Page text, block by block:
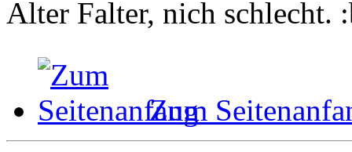
Alter Falter, nich schlecht.
Zum